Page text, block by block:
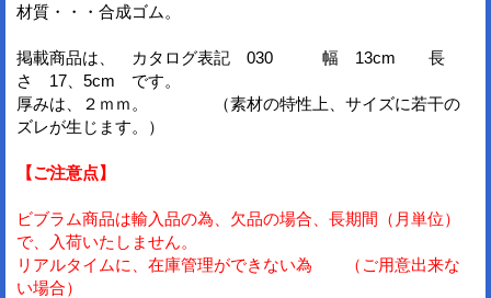
材質・・・合成ゴム。
掲載商品は、 カタログ表記 030 幅 13cm 長
さ 17、5cm です。
厚みは、２ｍｍ。 （素材の特性上、サイズに若干の
ズレが生じます。）
【ご注意点】
ビブラム商品は輸入品の為、欠品の場合、長期間（月単位）
で、入荷いたしません。
リアルタイムに、在庫管理ができない為 （ご用意出来な
い場合）